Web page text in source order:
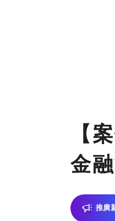
【
金
推廣